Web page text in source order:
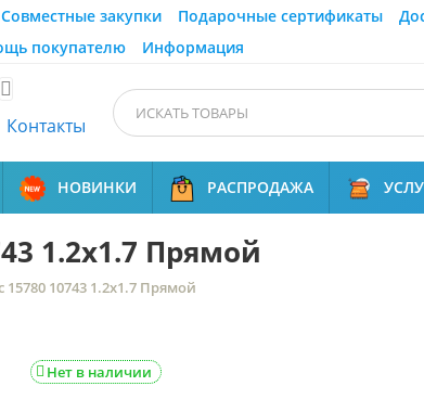
Совместные закупки Подарочные сертификаты
покупателю Информация

Контакты
НОВИНКИ РАСПРОДАЖА
1.2x1.7 Прямой
10743 1.2x1.7 Прямой
Нет в наличии
